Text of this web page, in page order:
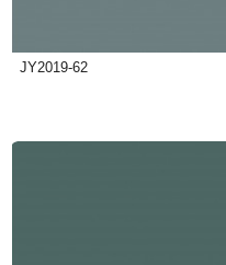
JY2019-62